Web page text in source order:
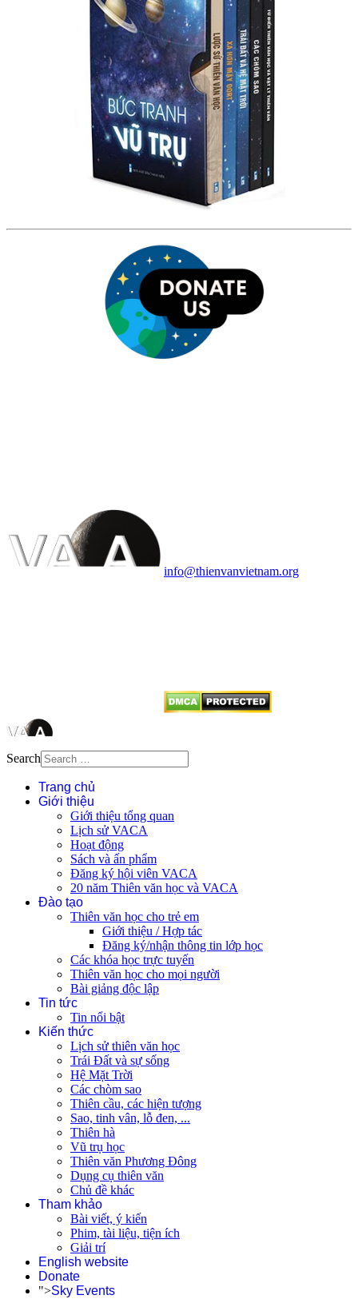
info@thienvanvietnam.org
Search
Trang chủ
Giới thiệu
Giới thiệu tổng quan
Lịch sử VACA
Hoạt động
Sách và ấn phẩm
Đăng ký hội viên VACA
20 năm Thiên văn học và VACA
Đào tạo
Thiên văn học cho trẻ em
Giới thiệu / Hợp tác
Đăng ký/nhận thông tin lớp học
Các khóa học trực tuyến
Thiên văn học cho mọi người
Bài giảng độc lập
Tin tức
Tin nổi bật
Kiến thức
Lịch sử thiên văn học
Trái Đất và sự sống
Hệ Mặt Trời
Các chòm sao
Thiên cầu, các hiện tượng
Sao, tinh vân, lỗ đen, ...
Thiên hà
Vũ trụ học
Thiên văn Phương Đông
Dụng cụ thiên văn
Chủ đề khác
Tham khảo
Bài viết, ý kiến
Phim, tài liệu, tiện ích
Giải trí
English website
Donate
">Sky Events